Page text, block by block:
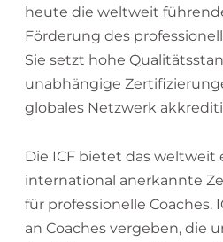
heute die weltweit
Förderung des
Sie setzt hohe
unabhängige
globales Netzwerk
Die ICF bietet das weltweit
international anerkannte
für professionelle Coaches.
an Coaches vergeben, die